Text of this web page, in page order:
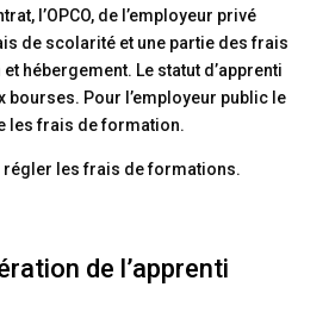
l’OPCO, de l’employeur privé
de scolarité et une partie des frais
hébergement. Le statut d’apprenti
bourses. Pour l’employeur public le
les frais de formation.
régler les frais de formations.
de l’apprenti